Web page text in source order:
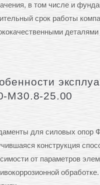
в том числе и
срок работы
М30.8-25.00
для силовых опор
конструкция
от параметров